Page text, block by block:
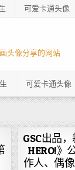
可爱卡通头像
头像分享的网站
可爱卡通头像
GSC出品
HERO!》
作人、偶